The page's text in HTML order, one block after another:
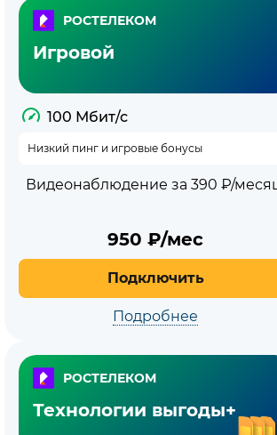
РОСТЕЛЕКОМ
Игровой
100 Мбит/с
Низкий пинг и игровые бонусы
Видеонаблюдение за 390 ₽/
950 ₽/мес
Подключить
Подробнее
РОСТЕЛЕКОМ
Технологии выгоды+